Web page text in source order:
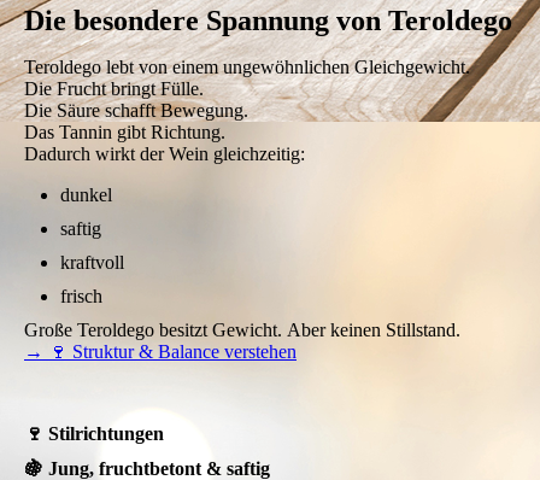
Die besondere Spannung von Teroldego
Teroldego lebt von einem ungewöhnlichen Gleichgewicht.
Die Frucht bringt Fülle.
Die Säure schafft Bewegung.
Das Tannin gibt Richtung.
Dadurch wirkt der Wein gleichzeitig:
dunkel
saftig
kraftvoll
frisch
Große Teroldego besitzt Gewicht. Aber keinen Stillstand.
→ 🍷 Struktur & Balance verstehen
🍷 Stilrichtungen
🍇 Jung, fruchtbetont & saftig